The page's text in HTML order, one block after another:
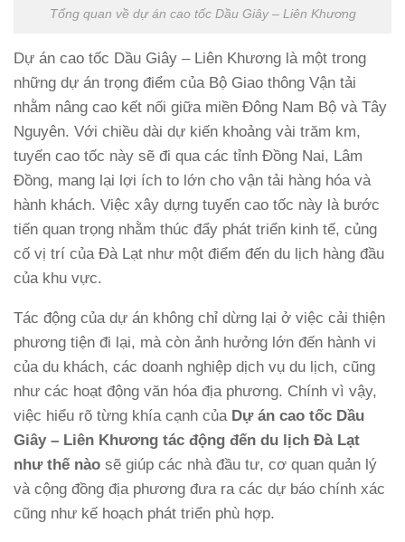
Tổng quan về dự án cao tốc Dầu Giây – Liên Khương
Dự án cao tốc Dầu Giây – Liên Khương là một trong
những dự án trọng điểm của Bộ Giao thông Vận tải
nhằm nâng cao kết nối giữa miền Đông Nam Bộ và Tây
Nguyên. Với chiều dài dự kiến khoảng vài trăm km,
tuyến cao tốc này sẽ đi qua các tỉnh Đồng Nai, Lâm
Đồng, mang lại lợi ích to lớn cho vận tải hàng hóa và
hành khách. Việc xây dựng tuyến cao tốc này là bước
tiến quan trọng nhằm thúc đẩy phát triển kinh tế, củng
cố vị trí của Đà Lạt như một điểm đến du lịch hàng đầu
của khu vực.
Tác động của dự án không chỉ dừng lại ở việc cải thiện
phương tiện đi lại, mà còn ảnh hưởng lớn đến hành vi
của du khách, các doanh nghiệp dịch vụ du lịch, cũng
như các hoạt động văn hóa địa phương. Chính vì vậy,
việc hiểu rõ từng khía cạnh của Dự án cao tốc Dầu
Giây – Liên Khương tác động đến du lịch Đà Lạt
như thế nào sẽ giúp các nhà đầu tư, cơ quan quản lý
và cộng đồng địa phương đưa ra các dự báo chính xác
cũng như kế hoạch phát triển phù hợp.